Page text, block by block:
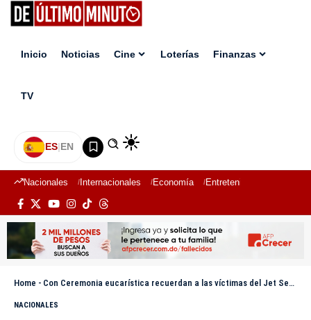
Inicio Noticias Cine Loterías Finanzas
TV
ES|EN
Nacionales Internacionales Economía Entretenimiento
Home - Con Ceremonia eucarística recuerdan a las víctimas del Jet Set en su primer año
NACIONALES